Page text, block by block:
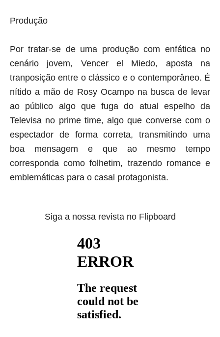
Produção
Por tratar-se de uma produção com enfática no
cenário jovem, Vencer el Miedo, aposta na
tranposição entre o clássico e o contemporâneo. É
nítido a mão de Rosy Ocampo na busca de levar
ao público algo que fuga do atual espelho da
Televisa no prime time, algo que converse com o
espectador de forma correta, transmitindo uma
boa mensagem e que ao mesmo tempo
corresponda como folhetim, trazendo romance e
emblemáticas para o casal protagonista.
Siga a nossa revista no Flipboard